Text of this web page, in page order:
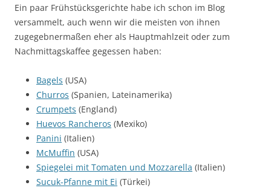
Ein paar Frühstücksgerichte habe ich schon im Blog
versammelt, auch wenn wir die meisten von ihnen
zugegebnermaßen eher als Hauptmahlzeit oder zum
Nachmittagskaffee gegessen haben:
Bagels (USA)
Churros (Spanien, Lateinamerika)
Crumpets (England)
Huevos Rancheros (Mexiko)
Panini (Italien)
McMuffin (USA)
Spiegelei mit Tomaten und Mozzarella (Italien)
Sucuk-Pfanne mit Ei (Türkei)